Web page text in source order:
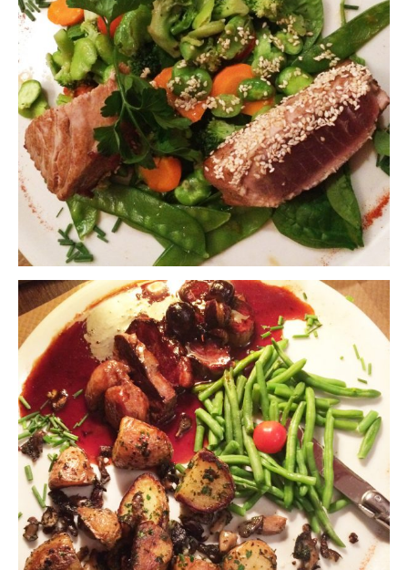
Guilin & Yangshuo
Xi’An
Corée du Sud
Japon
Fukuoka
Kamakura
Kyoto
Mont Fuji
Nikko
Tokyo
Malaisie
Cameron Highlands
Penang
Singapour
Vietnam